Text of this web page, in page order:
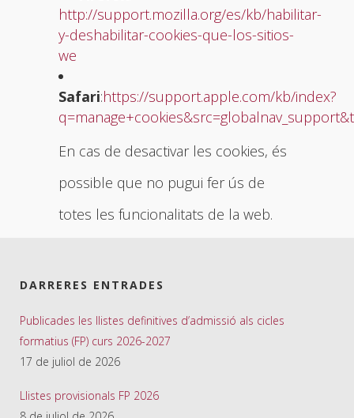
http://support.mozilla.org/es/kb/habilitar-
y-deshabilitar-cookies-que-los-sitios-
we
Safari:https://support.apple.com/kb/index?
En cas de desactivar les cookies, és
possible que no pugui fer ús de
totes les funcionalitats de la web.
DARRERES ENTRADES
Publicades les llistes definitives d’admissió als cicles
formatius (FP) curs 2026-2027
17 de juliol de 2026
Llistes provisionals FP 2026